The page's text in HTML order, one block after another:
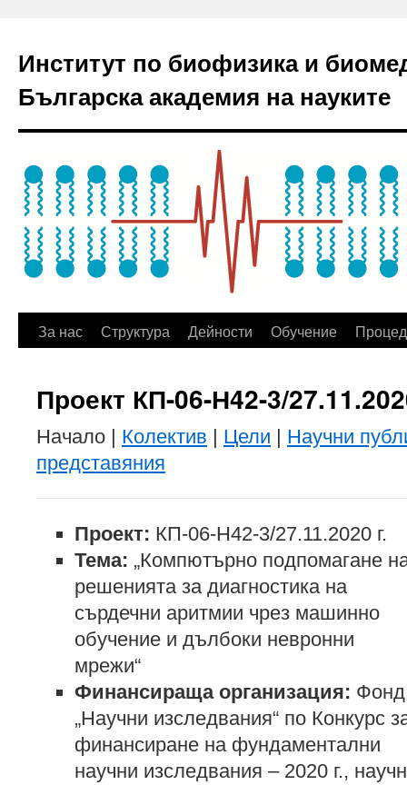
Институт по биофизика и
Българска академия на науките
За нас Структура Дейности Обучение
Проект КП-06-Н42-3/
Начало | Колектив | Цели | Научни
представяния
Проект: КП-06-Н42-3/27.11.2020 г.
Тема: „Компютърно подпомагане
решенията за диагностика на
сърдечни аритмии чрез машинно
обучение и дълбоки невронни
мрежи“
Финансираща организация: Фонд
„Научни изследвания“ по Конкурс
финансиране на фундаментални
научни изследвания – 2020 г.,